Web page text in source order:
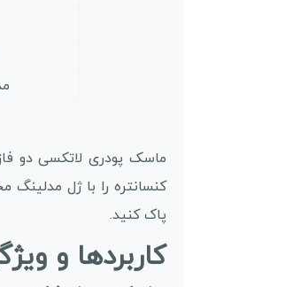
ماسک پودری لاتکسی دو
پاک کنید.
کاربردها و